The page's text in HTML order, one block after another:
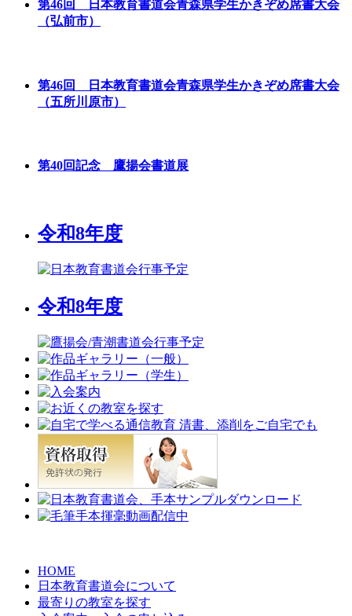
第46回 日本教育書道会青森県学生かきぞめ席書大会
（弘前市）
第46回 日本教育書道会青森県学生かきぞめ席書大会
（五所川原市）
第40回記念 鷹揚会書道展
令和8年度
令和8年度
HOME
日本教育書道会について
最寄りの教室を探す